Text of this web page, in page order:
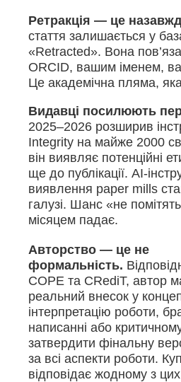
Ретракція — це
стаття залишається у
«Retracted». Вона
ORCID, вашим іменем,
Це академічна пляма,
Видавці посилюють
2025–2026 розширив
Integrity на майже 2000
він виявляє потенційні
ще до публікації. AI-
виявлення paper mills
галузі. Шанс «не
місяцем падає.
Авторство — це не
формальність.
COPE та CRediT, автор
реальний внесок у
інтерпретацію роботи,
написанні або
затвердити фінальну
за всі аспекти роботи.
відповідає жодному з цих